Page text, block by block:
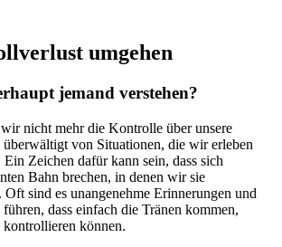
umgehen
jemand verstehen?
nicht mehr die Kontrolle über unsere
von Situationen, die wir erleben
Ein Zeichen dafür kann sein, dass sich
Bahn brechen, in denen wir sie
Oft sind es unangenehme Erinnerungen und
dass einfach die Tränen kommen,
kontrollieren können.